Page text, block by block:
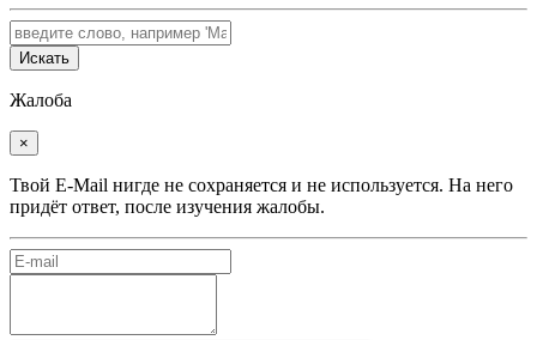
Искать
Жалоба
×
Твой E-Mail нигде не сохраняется и не используется. На него
придёт ответ, после изучения жалобы.